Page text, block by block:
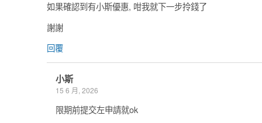
如果確認到有小斯優惠, 咁我就下一步拎錢了
謝謝
回覆
小斯
15 6 月, 2026
限期前提交左申請就ok